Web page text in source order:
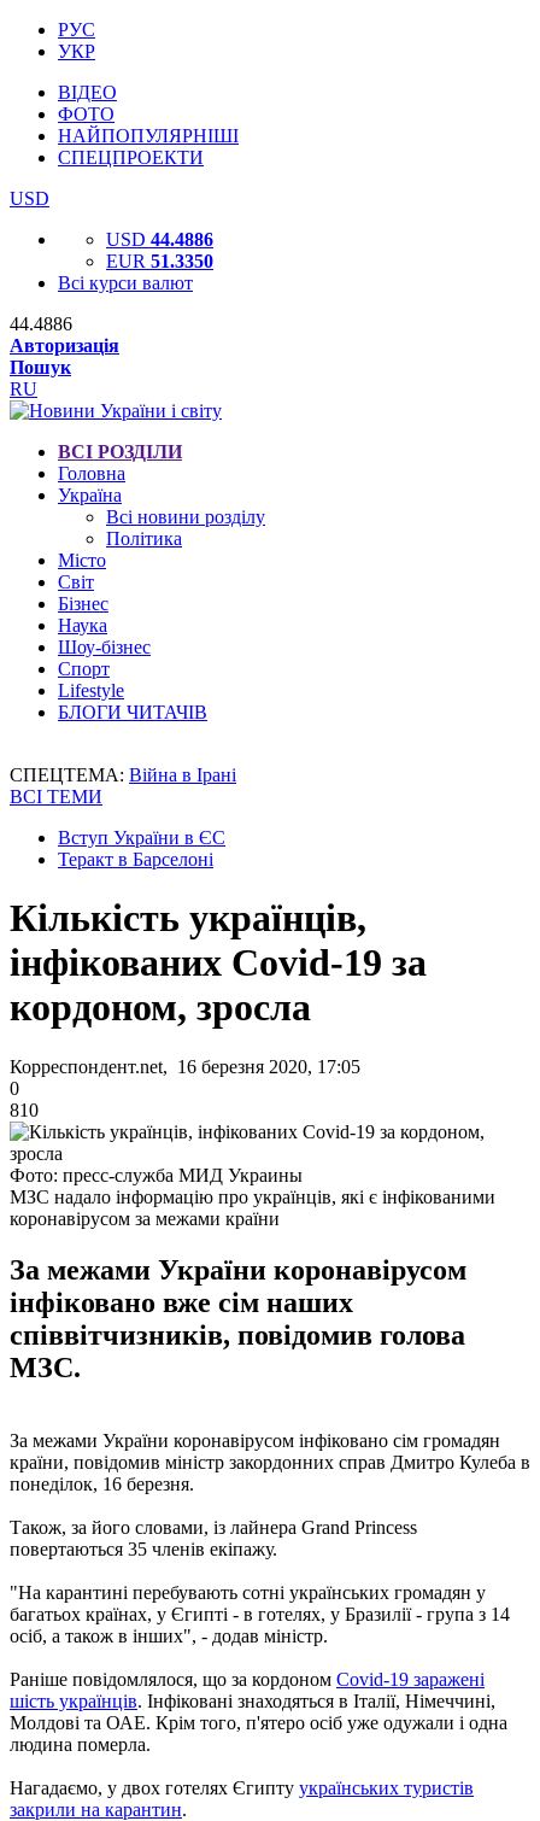
РУС
УКР
ВІДЕО
ФОТО
НАЙПОПУЛЯРНІШІ
СПЕЦПРОЕКТИ
USD
USD 44.4886
EUR 51.3350
Всі курси валют
44.4886
Авторизація
Пошук
RU
ВСІ РОЗДІЛИ
Головна
Україна
Всі новини розділу
Політика
Місто
Світ
Бізнес
Наука
Шоу-бізнес
Спорт
Lifestyle
БЛОГИ ЧИТАЧІВ
СПЕЦТЕМА: Війна в Ірані
ВСІ ТЕМИ
Вступ України в ЄС
Теракт в Барселоні
Кількість українців,
інфікованих Covid-19 за
кордоном, зросла
Корреспондент.net, 16 березня 2020, 17:05
0
810
Фото: пресс-служба МИД Украины
МЗС надало інформацію про українців, які є інфікованими
коронавірусом за межами країни
За межами України коронавірусом
інфіковано вже сім наших
співвітчизників, повідомив голова
МЗС.
За межами України коронавірусом інфіковано сім громадян
країни, повідомив міністр закордонних справ Дмитро Кулеба в
понеділок, 16 березня.
Також, за його словами, із лайнера Grand Princess
повертаються 35 членів екіпажу.
"На карантині перебувають сотні українських громадян у
багатьох країнах, у Єгипті - в готелях, у Бразилії - група з 14
осіб, а також в інших", - додав міністр.
Раніше повідомлялося, що за кордоном Covid-19 заражені
шість українців. Інфіковані знаходяться в Італії, Німеччині,
Молдові та ОАЕ. Крім того, п'ятеро осіб уже одужали і одна
людина померла.
Нагадаємо, у двох готелях Єгипту українських туристів
закрили на карантин.